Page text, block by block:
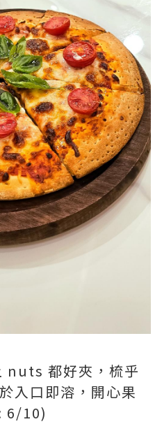
nuts 都好夾，梳乎
入口即溶，開心果
6/10)